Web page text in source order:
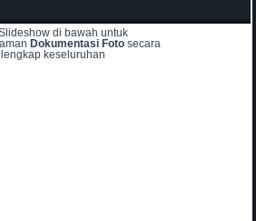
di bawah untuk
Dokumentasi Foto secara
lengkap keseluruhan